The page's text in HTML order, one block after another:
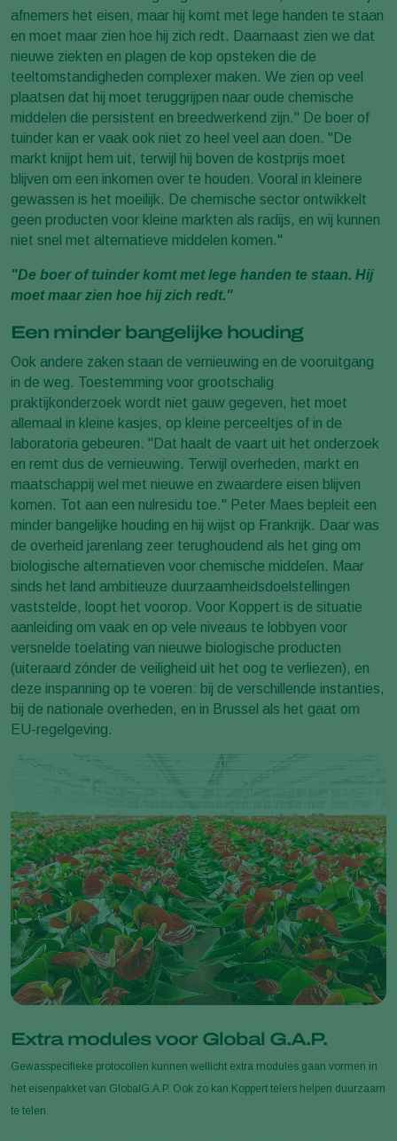
afnemers het eisen, maar hij komt met lege handen te staan
en moet maar zien hoe hij zich redt. Daarnaast zien we dat
nieuwe ziekten en plagen de kop opsteken die de
teeltomstandigheden complexer maken. We zien op veel
plaatsen dat hij moet teruggrijpen naar oude chemische
middelen die persistent en breedwerkend zijn." De boer of
tuinder kan er vaak ook niet zo heel veel aan doen. "De
markt knijpt hem uit, terwijl hij boven de kostprijs moet
blijven om een inkomen over te houden. Vooral in kleinere
gewassen is het moeilijk. De chemische sector ontwikkelt
geen producten voor kleine markten als radijs, en wij kunnen
niet snel met alternatieve middelen komen."
"De boer of tuinder komt met lege handen te staan. Hij
moet maar zien hoe hij zich redt."
Een minder bangelijke houding
Ook andere zaken staan de vernieuwing en de vooruitgang
in de weg. Toestemming voor grootschalig
praktijkonderzoek wordt niet gauw gegeven, het moet
allemaal in kleine kasjes, op kleine perceeltjes of in de
laboratoria gebeuren. "Dat haalt de vaart uit het onderzoek
en remt dus de vernieuwing. Terwijl overheden, markt en
maatschappij wel met nieuwe en zwaardere eisen blijven
komen. Tot aan een nulresidu toe." Peter Maes bepleit een
minder bangelijke houding en hij wijst op Frankrijk. Daar was
de overheid jarenlang zeer terughoudend als het ging om
biologische alternatieven voor chemische middelen. Maar
sinds het land ambitieuze duurzaamheidsdoelstellingen
vaststelde, loopt het voorop. Voor Koppert is de situatie
aanleiding om vaak en op vele niveaus te lobbyen voor
versnelde toelating van nieuwe biologische producten
(uiteraard zónder de veiligheid uit het oog te verliezen), en
deze inspanning op te voeren: bij de verschillende instanties,
bij de nationale overheden, en in Brussel als het gaat om
EU-regelgeving.
Extra modules voor Global G.A.P.
Gewasspecifieke protocollen kunnen wellicht extra modules gaan vormen in
het eisenpakket van GlobalG.A.P. Ook zo kan Koppert telers helpen duurzaam
te telen.